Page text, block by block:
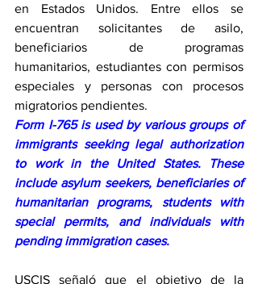
en Estados Unidos. Entre ellos se
encuentran solicitantes de asilo,
beneficiarios de programas
humanitarios, estudiantes con permisos
especiales y personas con procesos
migratorios pendientes.
Form I-765 is used by various groups of
immigrants seeking legal authorization
to work in the United States. These
include asylum seekers, beneficiaries of
humanitarian programs, students with
special permits, and individuals with
pending immigration cases.
USCIS señaló que el objetivo de la